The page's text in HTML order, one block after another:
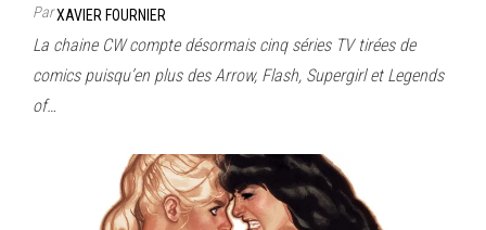
ParXAVIER FOURNIER
La chaine CW compte désormais cinq séries TV tirées de
comics puisqu’en plus des Arrow, Flash, Supergirl et Legends
of…